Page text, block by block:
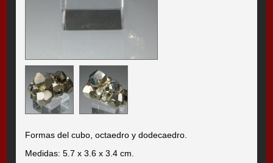
Formas del cubo, octaedro y dodecaedro.
Medidas: 5.7 x 3.6 x 3.4 cm.